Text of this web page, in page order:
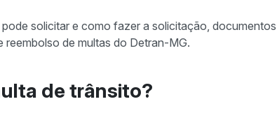
solicitar e como fazer a solicitação, documentos
de multas do Detran-MG.
de trânsito?